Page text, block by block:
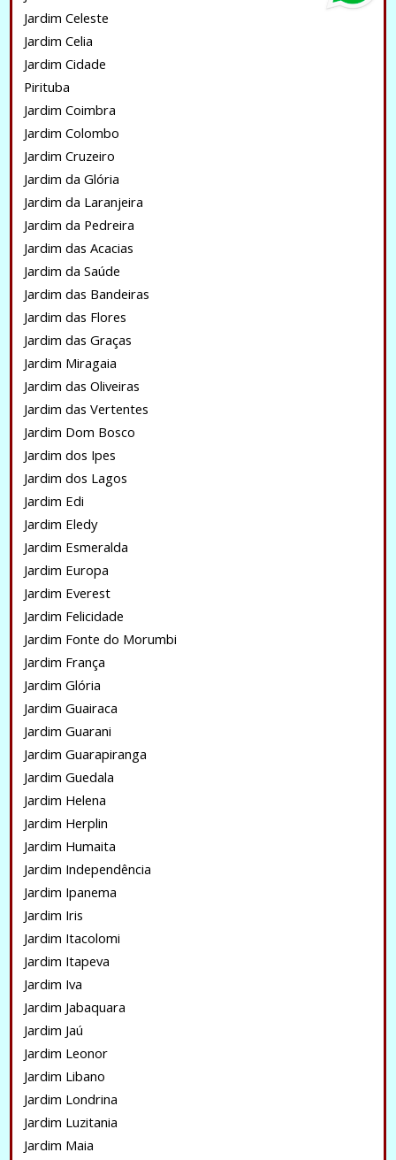
Jardim Celeste
Jardim Celia
Jardim Cidade
Pirituba
Jardim Coimbra
Jardim Colombo
Jardim Cruzeiro
Jardim da Glória
Jardim da Laranjeira
Jardim da Pedreira
Jardim das Acacias
Jardim da Saúde
Jardim das Bandeiras
Jardim das Flores
Jardim das Graças
Jardim Miragaia
Jardim das Oliveiras
Jardim das Vertentes
Jardim Dom Bosco
Jardim dos Ipes
Jardim dos Lagos
Jardim Edi
Jardim Eledy
Jardim Esmeralda
Jardim Europa
Jardim Everest
Jardim Felicidade
Jardim Fonte do Morumbi
Jardim França
Jardim Glória
Jardim Guairaca
Jardim Guarani
Jardim Guarapiranga
Jardim Guedala
Jardim Helena
Jardim Herplin
Jardim Humaita
Jardim Independência
Jardim Ipanema
Jardim Iris
Jardim Itacolomi
Jardim Itapeva
Jardim Iva
Jardim Jabaquara
Jardim Jaú
Jardim Leonor
Jardim Libano
Jardim Londrina
Jardim Luzitania
Jardim Maia